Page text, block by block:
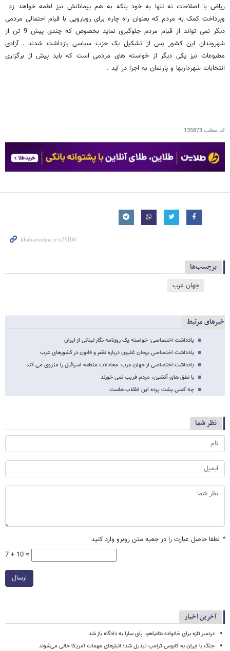
ریاض با اصلاحات نه تنها به خود بلکه به هم پیمانانش نیز لطمه خواهد زد
وپرداخت کمک به مردم که بعنوان راه چاره برای رویارویی با قیام احتمالی مردمی
دیگر نمی تواند از قیام مردم جلوگیری نماید بخصوص که چندی پیش 9 تن از
شهروندان این کشور پس از تشکیل یک حزب سیاسی بازداشت شدند . آزادی
مطبوعات نیز یکی دیگر از خواسته های مردمی است که باید پیش از برگزاری
انتخابات شهرداریها و پارلمان به اجرا در آید .
کد مطلب135873
برچسب‌ها
جهان عرب
خبرهای مرتبط
یادداشت اختصاصی: خواسته یک روزنامه نگار لبنانی از ایران
یادداشت اختصاصی برهان غلیون درباره نظم و قانون در کشورهای عرب
یادداشت اختصاصی از جهان عرب: معادلات منطقه اسرائیل را منزوی می کند
با نطق های آتشین، مردم فریب نمی خورند
چه کسی پشت پرده این انقلاب هاست
نظر شما
* لطفا حاصل عبارت را در جعبه متن روبرو وارد کنید
7 + 10 =
ارسال
آخرین اخبار
دردسر تازه برای خانواده نتانیاهو، پای سارا به دادگاه باز شد
جنگ با ایران به کابوس ترامپ تبدیل شد؛ انبارهای مهمات آمریکا خالی می‌شوند